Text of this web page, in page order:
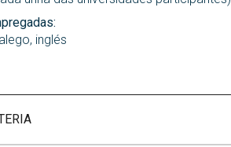
inglés